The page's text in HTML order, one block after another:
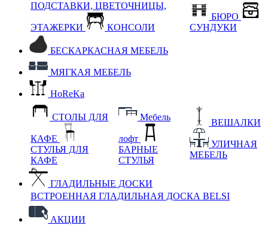
ПОДСТАВКИ, ЦВЕТОЧНИЦЫ,
ЭТАЖЕРКИ КОНСОЛИ
БЮРО
СУНДУКИ
БЕСКАРКАСНАЯ МЕБЕЛЬ
МЯГКАЯ МЕБЕЛЬ
HoReKa
СТОЛЫ ДЛЯ
КАФЕ
СТУЛЬЯ ДЛЯ
КАФЕ
Мебель
лофт
БАРНЫЕ
СТУЛЬЯ
ВЕШАЛКИ
УЛИЧНАЯ
МЕБЕЛЬ
ГЛАДИЛЬНЫЕ ДОСКИ
ВСТРОЕННАЯ ГЛАДИЛЬНАЯ ДОСКА BELSI
АКЦИИ